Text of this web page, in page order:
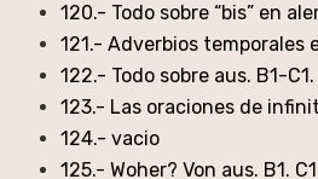
120.- Todo sobre “bis” en
121.- Adverbios temporales
122.- Todo sobre aus. B1-C1.
123.- Las oraciones de
124.- vacio
125.- Woher? Von aus. B1.